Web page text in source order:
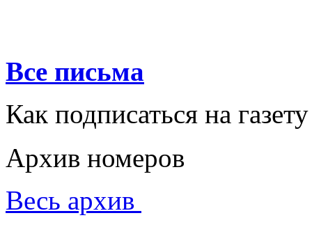
Все письма
Как подписаться на газету
Архив номеров
Весь архив